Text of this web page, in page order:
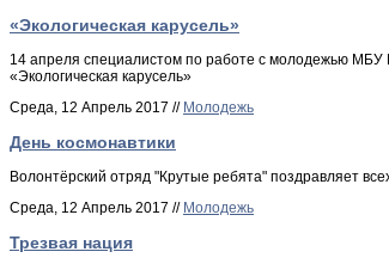
«Экологическая карусель»
14 апреля специалистом по работе с молодежью МБУ
«Экологическая карусель»
Среда, 12 Апрель 2017 // Молодежь
День космонавтики
Волонтёрский отряд "Крутые ребята" поздравляет
Среда, 12 Апрель 2017 // Молодежь
Трезвая нация